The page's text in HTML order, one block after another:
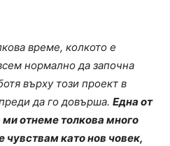
време, колкото е
нормално да започна
върху този проект в
да го довърша. Една от
отнеме толкова много
чувствам като нов човек,